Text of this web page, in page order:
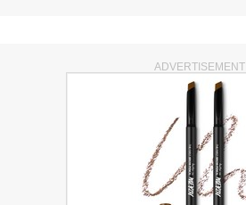
ADVERTISEMENT